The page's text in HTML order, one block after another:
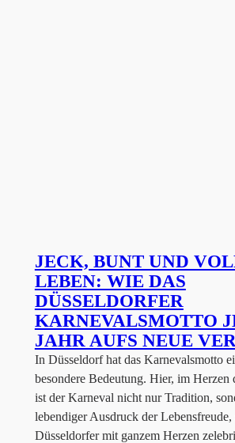
JECK, BUNT UND
LEBEN: WIE DAS
DÜSSELDORFER
KARNEVALSMOTTO
JAHR AUFS NEUE
In Düsseldorf hat das Karnevalsmotto
besondere Bedeutung. Hier, im Herzen
ist der Karneval nicht nur Tradition,
lebendiger Ausdruck der Lebensfreude,
Düsseldorfer mit ganzem Herzen